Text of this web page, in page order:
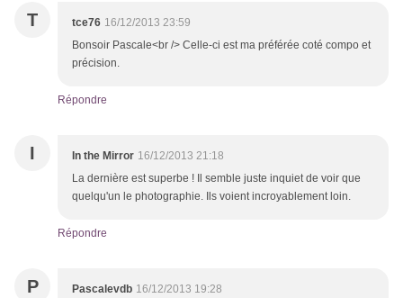
T tce76 16/12/2013 23:59
Bonsoir Pascale<br /> Celle-ci est ma préférée coté compo et
précision.
Répondre
I In the Mirror 16/12/2013 21:18
La dernière est superbe ! Il semble juste inquiet de voir que
quelqu'un le photographie. Ils voient incroyablement loin.
Répondre
P Pascalevdb 16/12/2013 19:28